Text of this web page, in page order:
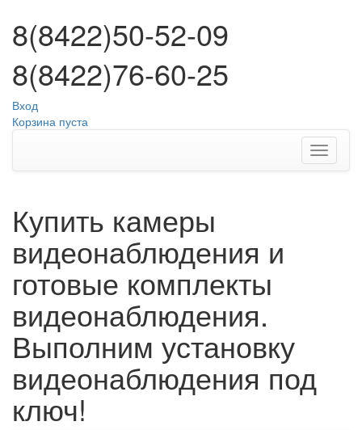
8(8422)50-52-09
8(8422)76-60-25
Вход
Корзина пуста
Купить камеры
видеонаблюдения и
готовые комплекты
видеонаблюдения.
Выполним установку
видеонаблюдения под
ключ!